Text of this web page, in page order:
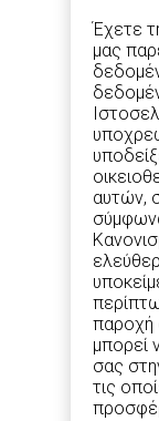
Έχετε
μας
αυτών,
παροχή
μπορεί
σας
τις